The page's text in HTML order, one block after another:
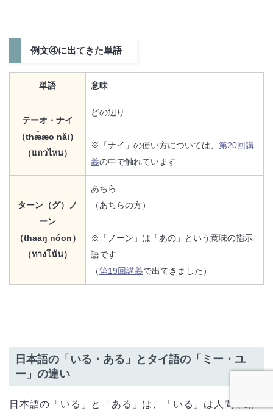
例文④に出てきた単語
単語 意味
テーオ・ ナイ
（thæ̌æo nǎi）
（แถวไหน）
どの辺り
※「ナイ」の使い方については、 第20回講
義の中で触れています
ターン（グ）ノ
ーン
（thaaŋ nóon）
（ทางโน้น）
あちら
（あちらの方）
※「ノーン」は「あの」という意味の指示
語です
（第19回講義で出てきました）
日本語の「いる・ある」とタイ語の「ミー・ユ
ー」の違い
日本語の「いる」と「ある」は、「いる」は人間や動